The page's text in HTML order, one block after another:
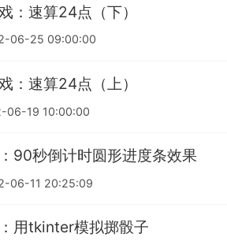
：速算24点（下）
06-25 09:00:00
：速算24点（上）
06-19 10:00:00
90秒倒计时圆形进度条效果
06-11 20:25:09
用tkinter模拟掷骰子